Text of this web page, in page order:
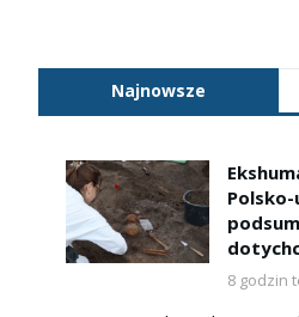
Najnowsze
8 godzin